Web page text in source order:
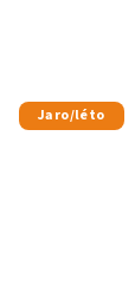
Jaro/léto